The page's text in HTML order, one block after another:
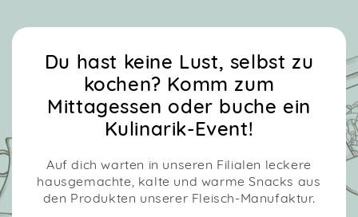
Du hast keine Lust, selbst zu
kochen? Komm zum
Mittagessen oder buche ein
Kulinarik-Event!
Auf dich warten in unseren Filialen leckere
hausgemachte, kalte und warme Snacks aus
den Produkten unserer Fleisch-Manufaktur.